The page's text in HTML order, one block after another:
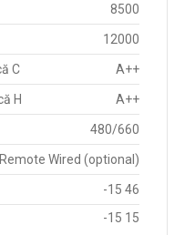
8500
12000
C A++
H A++
480/660
Remote Wired (optional)
-15 46
-15 15